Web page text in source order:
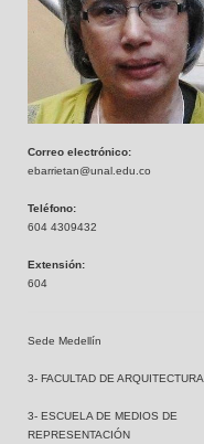
Correo electrónico:
ebarrietan@unal.edu.co
Teléfono:
604 4309432
Extensión:
604
Sede Medellín
3- FACULTAD DE ARQUITECTURA
3- ESCUELA DE MEDIOS DE
REPRESENTACIÓN